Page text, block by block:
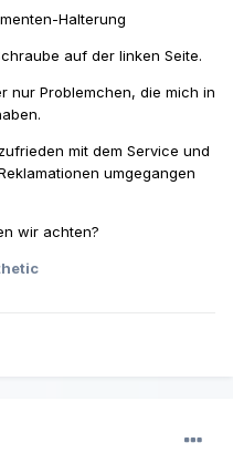
Halterung
auf der linken Seite.
nur Problemchen, die mich in
mit dem Service und
umgegangen
wir achten?